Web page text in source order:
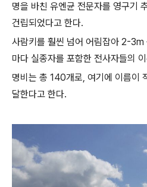
명을 바친 유엔균 전문자를 영구기
건립되었다고 한다.
사람키를 훨씬 넘어 어림잡아 2-3m
마다 실종자를 포함한 전사자들의
명비는 총 140개로, 여기에 이름이
달한다고 한다.